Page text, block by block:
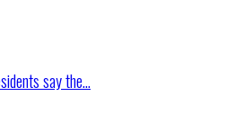
say the…